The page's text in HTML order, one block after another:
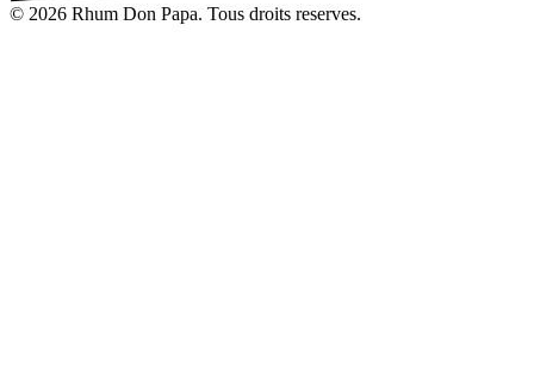
© 2026 Rhum Don Papa. Tous droits reserves.